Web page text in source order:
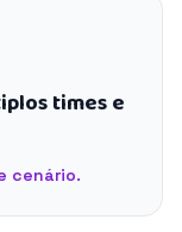
times e
cenário.